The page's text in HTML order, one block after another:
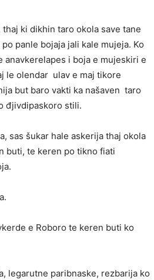
ki dikhin taro okola save tane
panle bojaja jali kale mujeja. Ko
i boja e mujeskiri e
le olendar ulav e maj tikore
but baro vakti ka našaven taro
đjivdipaskoro stili.
sas šukar hale askerija thaj okola
buti, te keren po tikno fiati
e Roboro te keren buti ko
legarutne paribnaske, rezbarija ko